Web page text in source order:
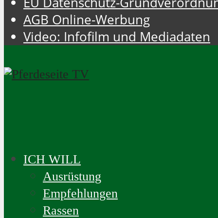
AGB Online-Werbung
Video: Infofilm und Mediadaten
ICH WILL
Ausrüstung
Empfehlungen
Rassen